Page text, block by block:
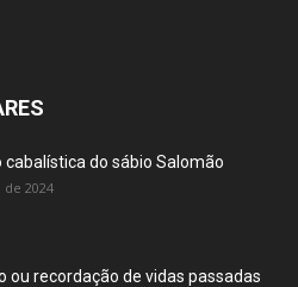
cabalística do sábio Salomão
2024
ou recordação de vidas passadas